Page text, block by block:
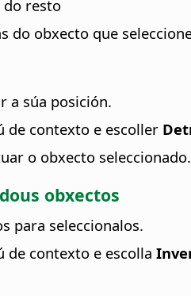
do resto
do obxecto que
a súa posición.
de contexto e escoller
o obxecto seleccionado.
obxectos
para seleccionalos.
de contexto e escolla